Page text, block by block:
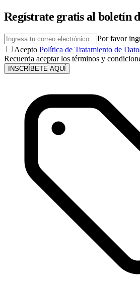
Regístrate gratis al boletín
Por favor
Acepto Política de Tratamiento de
Recuerda aceptar los términos y
INSCRÍBETE AQUÍ